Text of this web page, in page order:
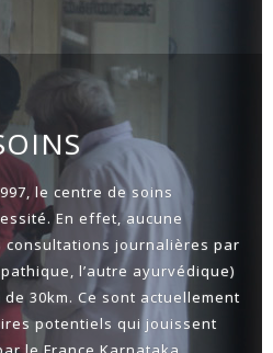
le centre de soins
En effet, aucune
journalières par
l’autre ayurvédique)
30km. Ce sont actuellement
potentiels qui jouissent